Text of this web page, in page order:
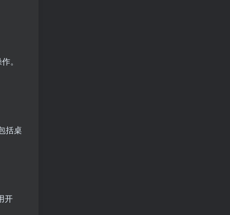
。
括桌
开